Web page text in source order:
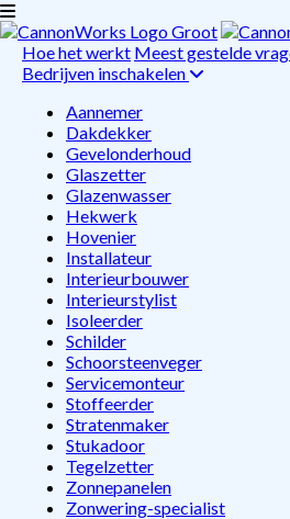
Hoe het werkt Meest gestelde
Bedrijven inschakelen
Aannemer
Dakdekker
Gevelonderhoud
Glaszetter
Glazenwasser
Hekwerk
Hovenier
Installateur
Interieurbouwer
Interieurstylist
Isoleerder
Schilder
Schoorsteenveger
Servicemonteur
Stoffeerder
Stratenmaker
Stukadoor
Tegelzetter
Zonnepanelen
Zonwering-specialist